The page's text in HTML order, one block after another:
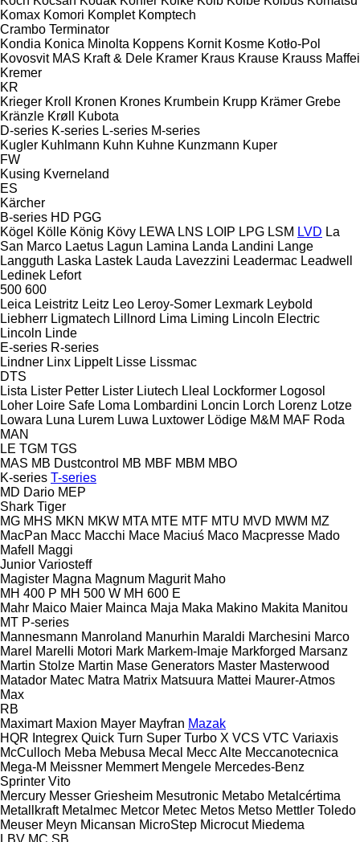
Komax Komori Komplet Komptech
Crambo Terminator
Kondia Konica Minolta Koppens Kornit Kosme Kotło-Pol
Kovosvit MAS Kraft & Dele Kramer Kraus Krause Krauss Maffei
Kremer
KR
Krieger Kroll Kronen Krones Krumbein Krupp Krämer Grebe
Kränzle Krøll
Kubota
D-series K-series L-series M-series
Kugler Kuhlmann Kuhn Kuhne Kunzmann Kuper
FW
Kusing Kverneland
ES
Kärcher
B-series HD PGG
Kögel Kölle König Kövy LEWA LNS LOIP LPG LSM LVD La
San Marco Laetus Lagun Lamina Landa Landini Lange
Langguth Laska Lastek Lauda Lavezzini Leadermac Leadwell
Ledinek Lefort
500 600
Leica Leistritz Leitz Leo Leroy-Somer Lexmark Leybold
Liebherr Ligmatech Lillnord Lima Liming Lincoln Electric
Lincoln Linde
E-series R-series
Lindner Linx Lippelt Lisse Lissmac
DTS
Lista Lister Petter Lister Liutech Lleal Lockformer Logosol
Loher Loire Safe Loma Lombardini Loncin Lorch Lorenz Lotze
Lowara Luna Lurem Luwa Luxtower Lödige M&M MAF Roda
MAN
LE TGM TGS
MAS MB Dustcontrol MB MBF MBM MBO
K-series T-series
MD Dario MEP
Shark Tiger
MG MHS MKN MKW MTA MTE MTF MTU MVD MWM MZ
MacPan Macc Macchi Mace Maciuś Maco Macpresse Mado
Mafell
Maggi
Junior Variosteff
Magister Magna Magnum Magurit Maho
MH 400 P MH 500 W MH 600 E
Mahr Maico Maier Mainca Maja Maka Makino Makita Manitou
MT P-series
Mannesmann Manroland Manurhin Maraldi Marchesini Marco
Marel Marelli Motori Mark Markem-Imaje Markforged Marsanz
Martin Stolze Martin Mase Generators Master Masterwood
Matador Matec Matra Matrix Matsuura Mattei Maurer-Atmos
Max
RB
Maximart Maxion Mayer Mayfran Mazak
HQR Integrex Quick Turn Super Turbo X VCS VTC Variaxis
McCulloch Meba Mebusa Mecal Mecc Alte Meccanotecnica
Mega-M Meissner Memmert Mengele Mercedes-Benz
Sprinter Vito
Mercury Messer Griesheim Mesutronic Metabo Metalcértima
Metallkraft Metalmec Metcor Metec Metos Metso Mettler Toledo
Meuser Meyn Micansan MicroStep Microcut Miedema
LBV MC SB